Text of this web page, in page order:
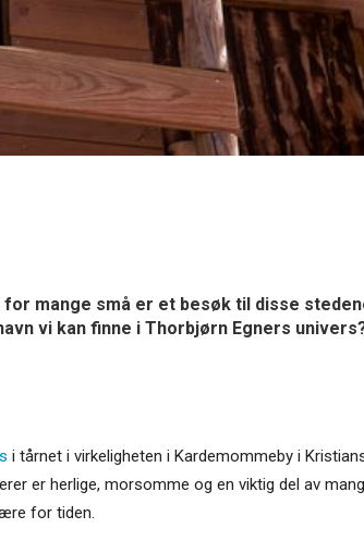
mange små er et besøk til disse
vi kan finne i Thorbjørn Egners
i tårnet i virkeligheten i Kardemommeby i
er herlige, morsomme og en viktig del av
for tiden.